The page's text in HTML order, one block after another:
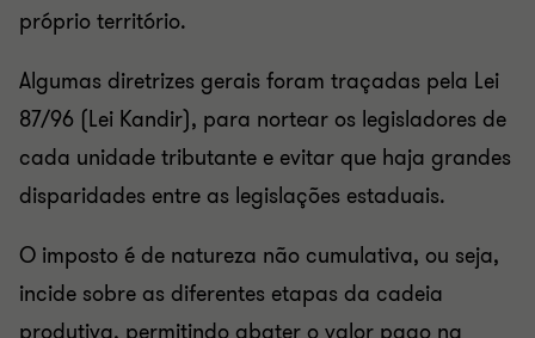
próprio território.
Algumas diretrizes gerais foram traçadas pela Lei
87/96 (Lei Kandir), para nortear os legisladores de
cada unidade tributante e evitar que haja grandes
disparidades entre as legislações estaduais.
O imposto é de natureza não cumulativa, ou seja,
incide sobre as diferentes etapas da cadeia
produtiva, permitindo abater o valor pago na